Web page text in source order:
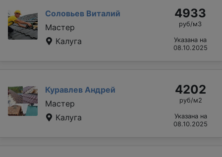
Соловьев Виталий
Мастер
Калуга
4933
руб/м3
Указана на
08.10.2025
Куравлев Андрей
Мастер
Калуга
4202
руб/м2
Указана на
08.10.2025